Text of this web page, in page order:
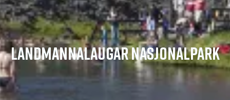
LANDMANNALAUGAR NASJONALPARK